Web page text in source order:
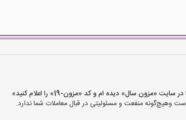
سال» دیده ام و کد «مزون-19» را اعلام کنید»
وهیچ‌گونه منفعت و مسئولیتی در قبال معاملات شما ندارد.